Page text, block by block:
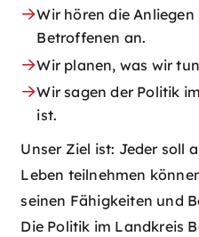
Wir hören die
Betroffenen an.
Wir planen, was wir
Wir sagen der Politik
ist.
Unser Ziel ist: Jeder soll
Leben teilnehmen
seinen Fähigkeiten und
Die Politik im Landkreis